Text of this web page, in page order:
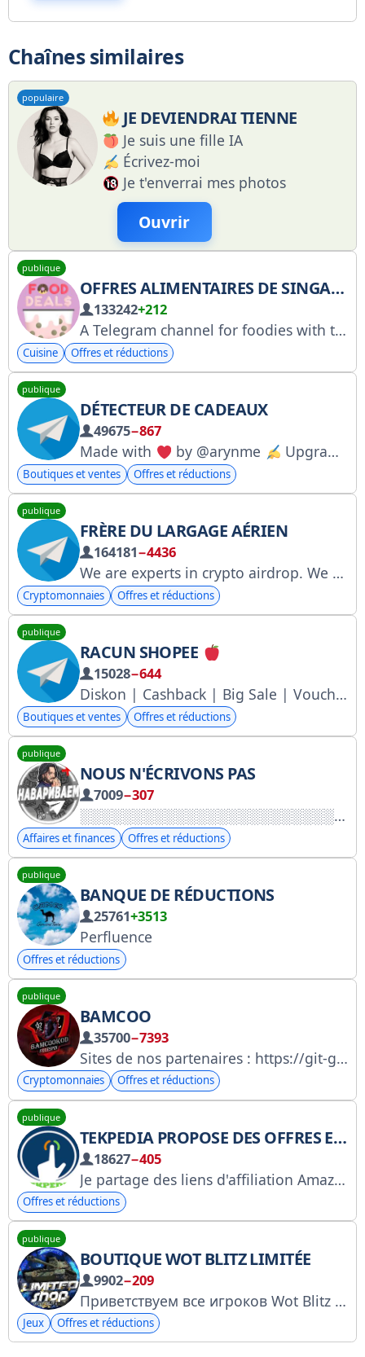
Chaînes similaires
populaire
JE DEVIENDRAI TIENNE
Je suis une fille IA
Écrivez-moi
Je t'enverrai mes photos
Ouvrir
publique
OFFRES ALIMENTAIRES DE SINGAPOUR
133242+212
A Telegram channel for foodies with the latest food promotions and discounts in Singapore.
Cuisine Offres et réductions
publique
DÉTECTEUR DE CADEAUX
49675−867
Made with by @arynme Upgrades detector — @gifts_upgrades_detector Updates every second!
Boutiques et ventes Offres et réductions
publique
FRÈRE DU LARGAGE AÉRIEN
164181−4436
We are experts in crypto airdrop. We focus on free & high-quality airdrops for my audience.
Cryptomonnaies Offres et réductions
publique
RACUN SHOPEE
15028−644
Diskon | Cashback | Big Sale | Voucher | Racun Shopee Terupdate
Boutiques et ventes Offres et réductions
publique
NOUS N'ÉCRIVONS PAS
7009−307
Affaires et finances Offres et réductions
publique
BANQUE DE RÉDUCTIONS
25761+3513
Perfluence
Offres et réductions
publique
BAMCOO
35700−7393
Sites de nos partenaires : https://git-guncel.com/Bamcoositeler Contact : @BAMCOOREKLAMM Groupe de discussion : t.me/bamcoo
Cryptomonnaies Offres et réductions
publique
TEKPEDIA PROPOSE DES OFFRES EXCEPTIONNELLES
18627−405
Je partage des liens d'affiliation Amazon dans ce groupe. Si vous achetez via ces liens, Amazon me versera une commission. Bons plans, offres Amazon, promotions Flipkart, zone des offres. Contactez-moi : 9705348377
Offres et réductions
publique
BOUTIQUE WOT BLITZ LIMITÉE
9902−209
Приветствуем все игроков Wot Blitz
Jeux Offres et réductions